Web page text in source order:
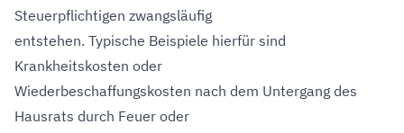
Steuerpflichtigen zwangsläufig
entstehen. Typische Beispiele hierfür sind
Krankheitskosten oder
Wiederbeschaffungskosten nach dem Untergang des
Hausrats durch Feuer oder